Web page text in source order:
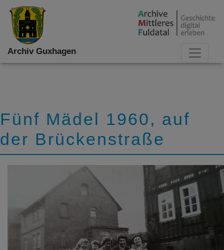
Archiv Guxhagen
Fünf Mädel 1960, auf
der Brückenstraße